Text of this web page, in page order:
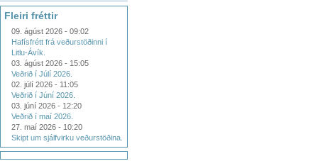
Fleiri fréttir
09. ágúst 2026 - 09:02
Hafísfrétt frá veðurstöðinni í
Litlu-Ávík.
03. ágúst 2026 - 15:05
Veðrið í Júlí 2026.
02. júlí 2026 - 11:05
Veðrið í Júní 2026.
03. júní 2026 - 12:20
Veðrið í maí 2026.
27. maí 2026 - 10:20
Skipt um sjálfvirku veðurstöðina.